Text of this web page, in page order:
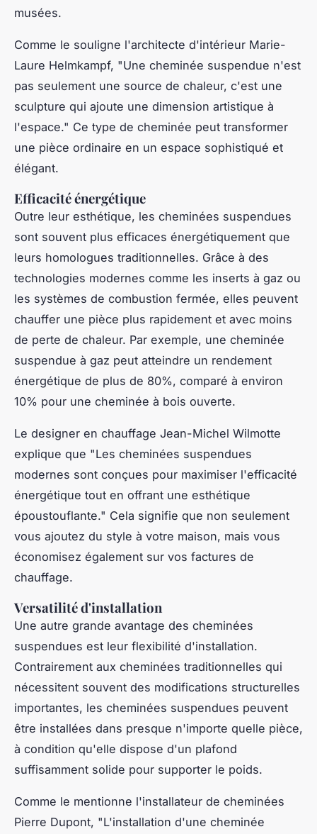
musées.
Comme le souligne l'architecte d'intérieur Marie-
Laure Helmkampf, "Une cheminée suspendue n'est
pas seulement une source de chaleur, c'est une
sculpture qui ajoute une dimension artistique à
l'espace." Ce type de cheminée peut transformer
une pièce ordinaire en un espace sophistiqué et
élégant.
Efficacité énergétique
Outre leur esthétique, les cheminées suspendues
sont souvent plus efficaces énergétiquement que
leurs homologues traditionnelles. Grâce à des
technologies modernes comme les inserts à gaz ou
les systèmes de combustion fermée, elles peuvent
chauffer une pièce plus rapidement et avec moins
de perte de chaleur. Par exemple, une cheminée
suspendue à gaz peut atteindre un rendement
énergétique de plus de 80%, comparé à environ
10% pour une cheminée à bois ouverte.
Le designer en chauffage Jean-Michel Wilmotte
explique que "Les cheminées suspendues
modernes sont conçues pour maximiser l'efficacité
énergétique tout en offrant une esthétique
époustouflante." Cela signifie que non seulement
vous ajoutez du style à votre maison, mais vous
économisez également sur vos factures de
chauffage.
Versatilité d'installation
Une autre grande avantage des cheminées
suspendues est leur flexibilité d'installation.
Contrairement aux cheminées traditionnelles qui
nécessitent souvent des modifications structurelles
importantes, les cheminées suspendues peuvent
être installées dans presque n'importe quelle pièce,
à condition qu'elle dispose d'un plafond
suffisamment solide pour supporter le poids.
Comme le mentionne l'installateur de cheminées
Pierre Dupont, "L'installation d'une cheminée